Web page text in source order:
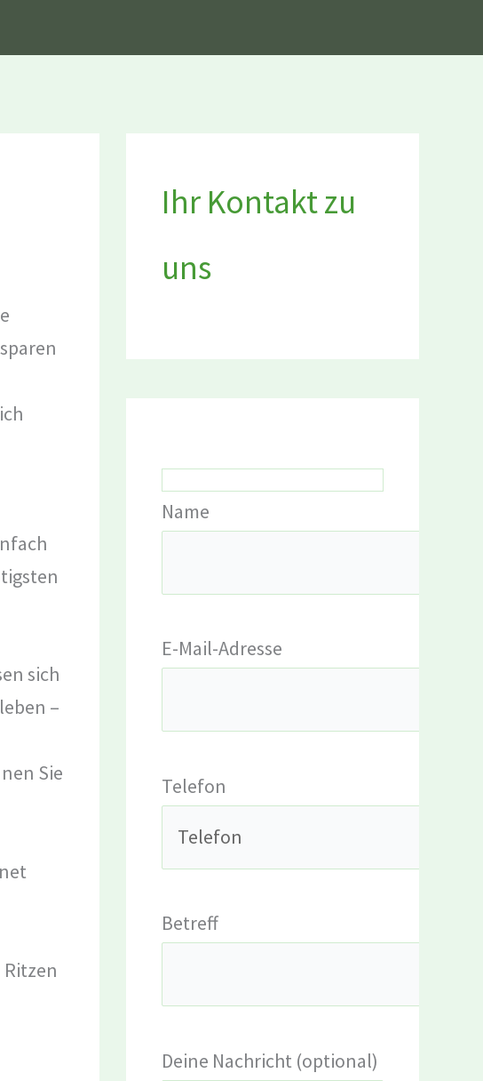
sich
–
Sie
Ihr Kontakt zu
uns
Name
E-Mail-Adresse
Telefon
Betreff
Deine Nachricht (optional)